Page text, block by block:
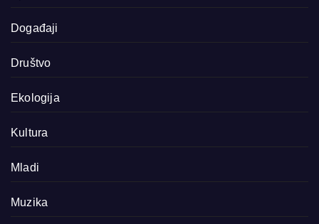
Događaji
Društvo
Ekologija
Kultura
Mladi
Muzika